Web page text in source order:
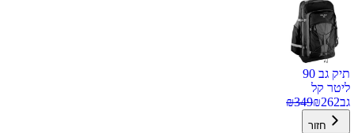
תיק גב 90
ליטר קל
גב
₪262
₪349
חזור